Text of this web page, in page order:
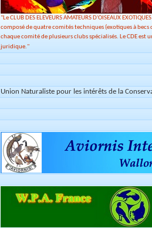
"Le CLUB DES ELEVEURS AMATEURS D'OISEAUX
composé de quatre comités techniques (exotiques à
chaque comité de plusieurs clubs spécialisés. Le CDE est
juridique."
Union Naturaliste pour les intérêts de la